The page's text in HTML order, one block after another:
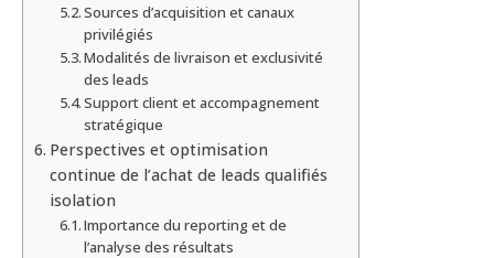
Sources d’acquisition et canaux
privilégiés
Modalités de livraison et exclusivité
des leads
Support client et accompagnement
stratégique
Perspectives et optimisation
continue de l’achat de leads qualifiés
isolation
Importance du reporting et de
l’analyse des résultats